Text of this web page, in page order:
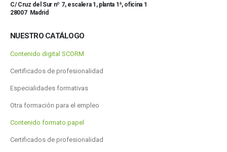
C/ Cruz del Sur nº 7, escalera 1, planta 1ª, oficina 1
28007 Madrid
NUESTRO CATÁLOGO
Contenido digital SCORM
Certificados de profesionalidad
Especialidades formativas
Otra formación para el empleo
Contenido formato papel
Certificados de profesionalidad